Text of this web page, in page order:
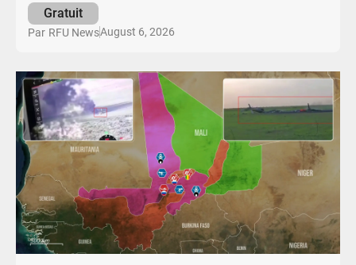
Gratuit
Par RFU NewsAugust 6, 2026